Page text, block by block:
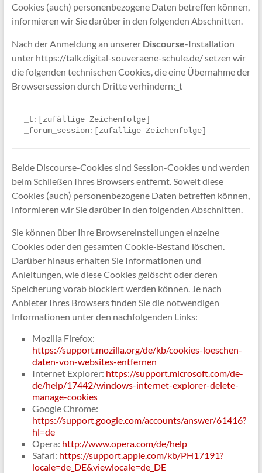
Cookies (auch) personenbezogene Daten betreffen können,
informieren wir Sie darüber in den folgenden Abschnitten.
Nach der Anmeldung an unserer Discourse-Installation
unter https://talk.digital-souveraene-schule.de/ setzen wir
die folgenden technischen Cookies, die eine Übernahme der
Browsersession durch Dritte verhindern:_t
_t:[zufällige Zeichenfolge]
_forum_session:[zufällige Zeichenfolge]
Beide Discourse-Cookies sind Session-Cookies und werden
beim Schließen Ihres Browsers entfernt. Soweit diese
Cookies (auch) personenbezogene Daten betreffen können,
informieren wir Sie darüber in den folgenden Abschnitten.
Sie können über Ihre Browsereinstellungen einzelne
Cookies oder den gesamten Cookie-Bestand löschen.
Darüber hinaus erhalten Sie Informationen und
Anleitungen, wie diese Cookies gelöscht oder deren
Speicherung vorab blockiert werden können. Je nach
Anbieter Ihres Browsers finden Sie die notwendigen
Informationen unter den nachfolgenden Links:
Mozilla Firefox:
https://support.mozilla.org/de/kb/cookies-loeschen-
daten-von-websites-entfernen
Internet Explorer: https://support.microsoft.com/de-
de/help/17442/windows-internet-explorer-delete-
manage-cookies
Google Chrome:
https://support.google.com/accounts/answer/61416?
hl=de
Opera: http://www.opera.com/de/help
Safari: https://support.apple.com/kb/PH17191?
locale=de_DE&viewlocale=de_DE